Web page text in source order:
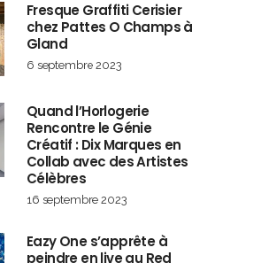
Fresque Graffiti Cerisier
chez Pattes O Champs à
Gland
6 septembre 2023
Quand l’Horlogerie
Rencontre le Génie
Créatif : Dix Marques en
Collab avec des Artistes
Célèbres
16 septembre 2023
Eazy One s’apprête à
peindre en live au Red